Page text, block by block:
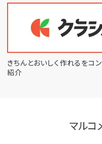
きちんとおいしく作れるをコン
紹介
マルコ